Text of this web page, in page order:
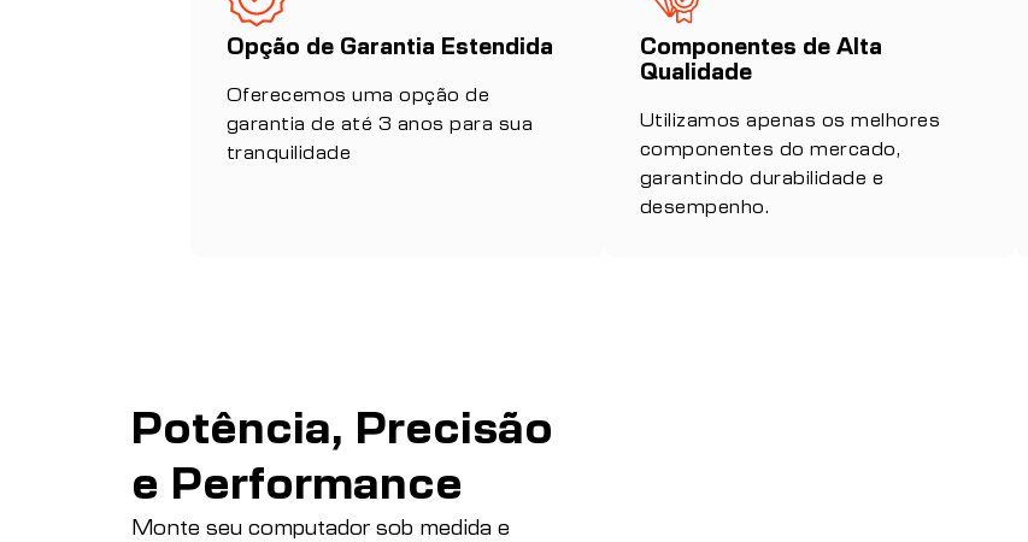
Opção de Garantia Estendida
Oferecemos uma opção de
garantia de até 3 anos para sua
tranquilidade
Componentes de Alta
Qualidade
Utilizamos apenas os melhores
componentes do mercado,
garantindo durabilidade e
desempenho.
Potência, Precisão
e Performance
Monte seu computador sob medida e